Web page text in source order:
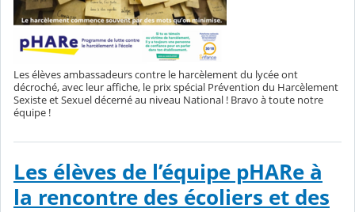
Les élèves ambassadeurs contre le harcèlement du lycée ont
décroché, avec leur affiche, le prix spécial Prévention du Harcèlement
Sexiste et Sexuel décerné au niveau National ! Bravo à toute notre
équipe !
Les élèves de l’équipe pHARe à
la rencontre des écoliers et des